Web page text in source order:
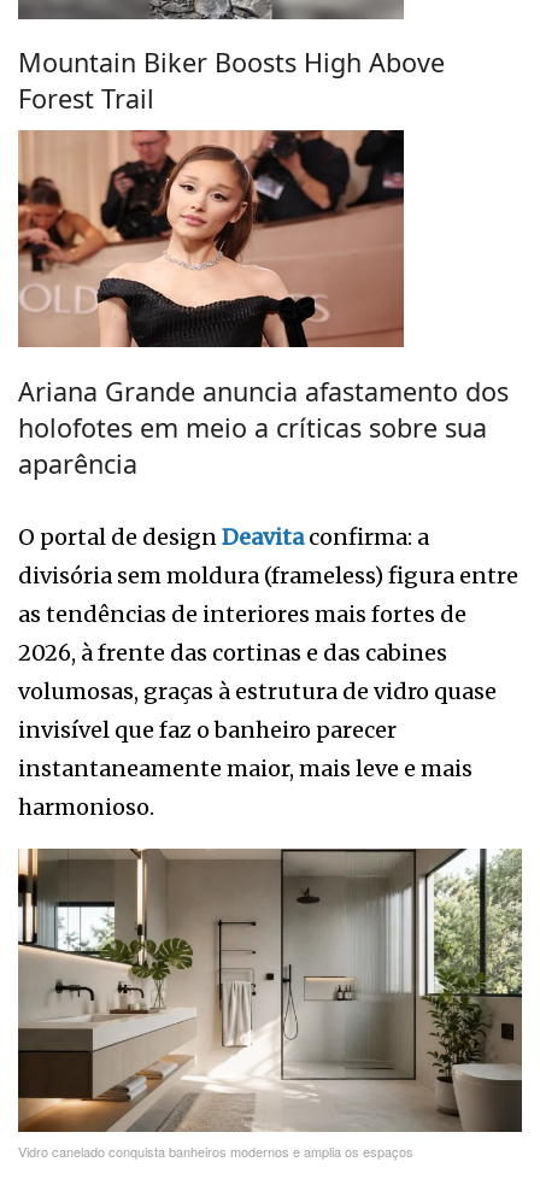
Mountain Biker Boosts High Above
Forest Trail
Ariana Grande anuncia afastamento dos
holofotes em meio a críticas sobre sua
aparência
O portal de design Deavitaconfirma: a
divisória sem moldura (frameless) figura entre
as tendências de interiores mais fortes de
2026, à frente das cortinas e das cabines
volumosas, graças à estrutura de vidro quase
invisível que faz o banheiro parecer
instantaneamente maior, mais leve e mais
harmonioso.
Vidro canelado conquista banheiros modernos e amplia os espaços